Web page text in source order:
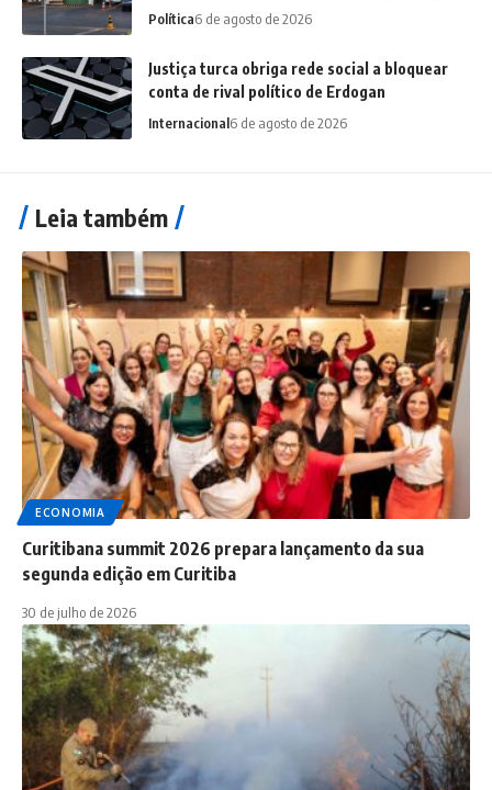
Política6 de agosto de 2026
Justiça turca obriga rede social a bloquear
conta de rival político de Erdogan
Internacional6 de agosto de 2026
Leia também
ECONOMIA
Curitibana summit 2026 prepara lançamento da sua
segunda edição em Curitiba
30 de julho de 2026